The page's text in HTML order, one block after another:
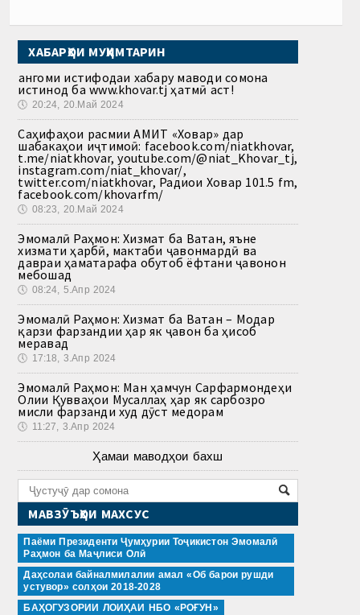
ХАБАРҲОИ МУҲИМТАРИН
Ҳангоми истифодаи хабару маводи сомона
истинод ба www.khovar.tj ҳатмӣ аст!
🕔 20:24, 20.Май 2024
Саҳифаҳои расмии АМИТ «Ховар» дар
шабакаҳои иҷтимоӣ: facebook.com/niatkhovar,
t.me/niatkhovar, youtube.com/@niat_Khovar_tj,
instagram.com/niat_khovar/,
twitter.com/niatkhovar, Радиои Ховар 101.5 fm,
facebook.com/khovarfm/
🕔 08:23, 20.Май 2024
Эмомалӣ Раҳмон: Хизмат ба Ватан, яъне
хизмати ҳарбӣ, мактаби ҷавонмардӣ ва
давраи ҳаматарафа обутоб ёфтани ҷавонон
мебошад
🕔 08:24, 5.Апр 2024
Эмомалӣ Раҳмон: Хизмат ба Ватан – Модар
қарзи фарзандии ҳар як ҷавон ба ҳисоб
меравад
🕔 17:18, 3.Апр 2024
Эмомалӣ Раҳмон: Ман ҳамчун Сарфармондеҳи
Олии Қувваҳои Мусаллаҳ ҳар як сарбозро
мисли фарзанди худ дӯст медорам
🕔 11:27, 3.Апр 2024
Ҳамаи маводҳои бахш
МАВЗӮЪҲОИ МАХСУС
Паёми Президенти Ҷумҳурии Тоҷикистон Эмомалӣ
Раҳмон ба Маҷлиси Олӣ
Даҳсолаи байналмилалии амал «Об барои рушди
устувор» солҳои 2018-2028
БАҲОГУЗОРИИ ЛОИҲАИ НБО «РОҒУН»